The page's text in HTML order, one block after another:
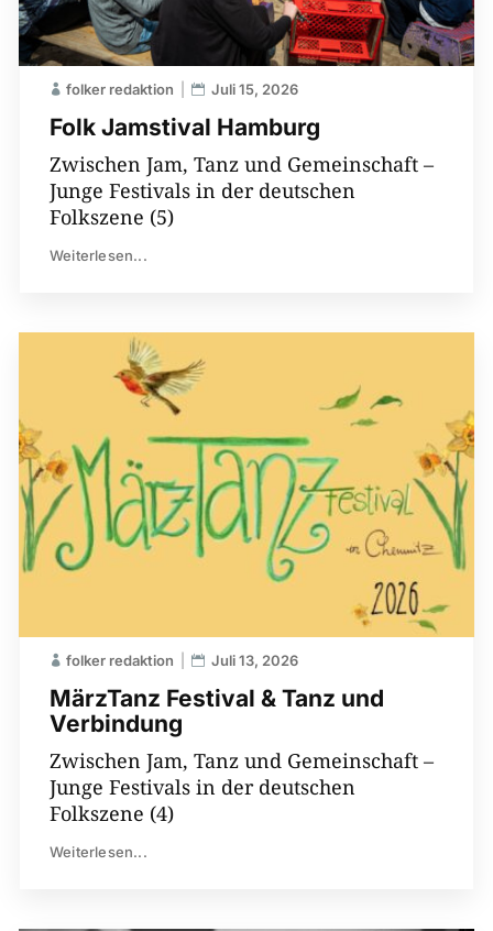
Folk Jamstival Hamburg
folker redaktion Juli 15, 2026
Zwischen Jam, Tanz und Gemeinschaft –
Junge Festivals in der deutschen
Folkszene (5)
Weiterlesen...
MärzTanz Festival & Tanz und
Verbindung
folker redaktion Juli 13, 2026
Zwischen Jam, Tanz und Gemeinschaft –
Junge Festivals in der deutschen
Folkszene (4)
Weiterlesen...